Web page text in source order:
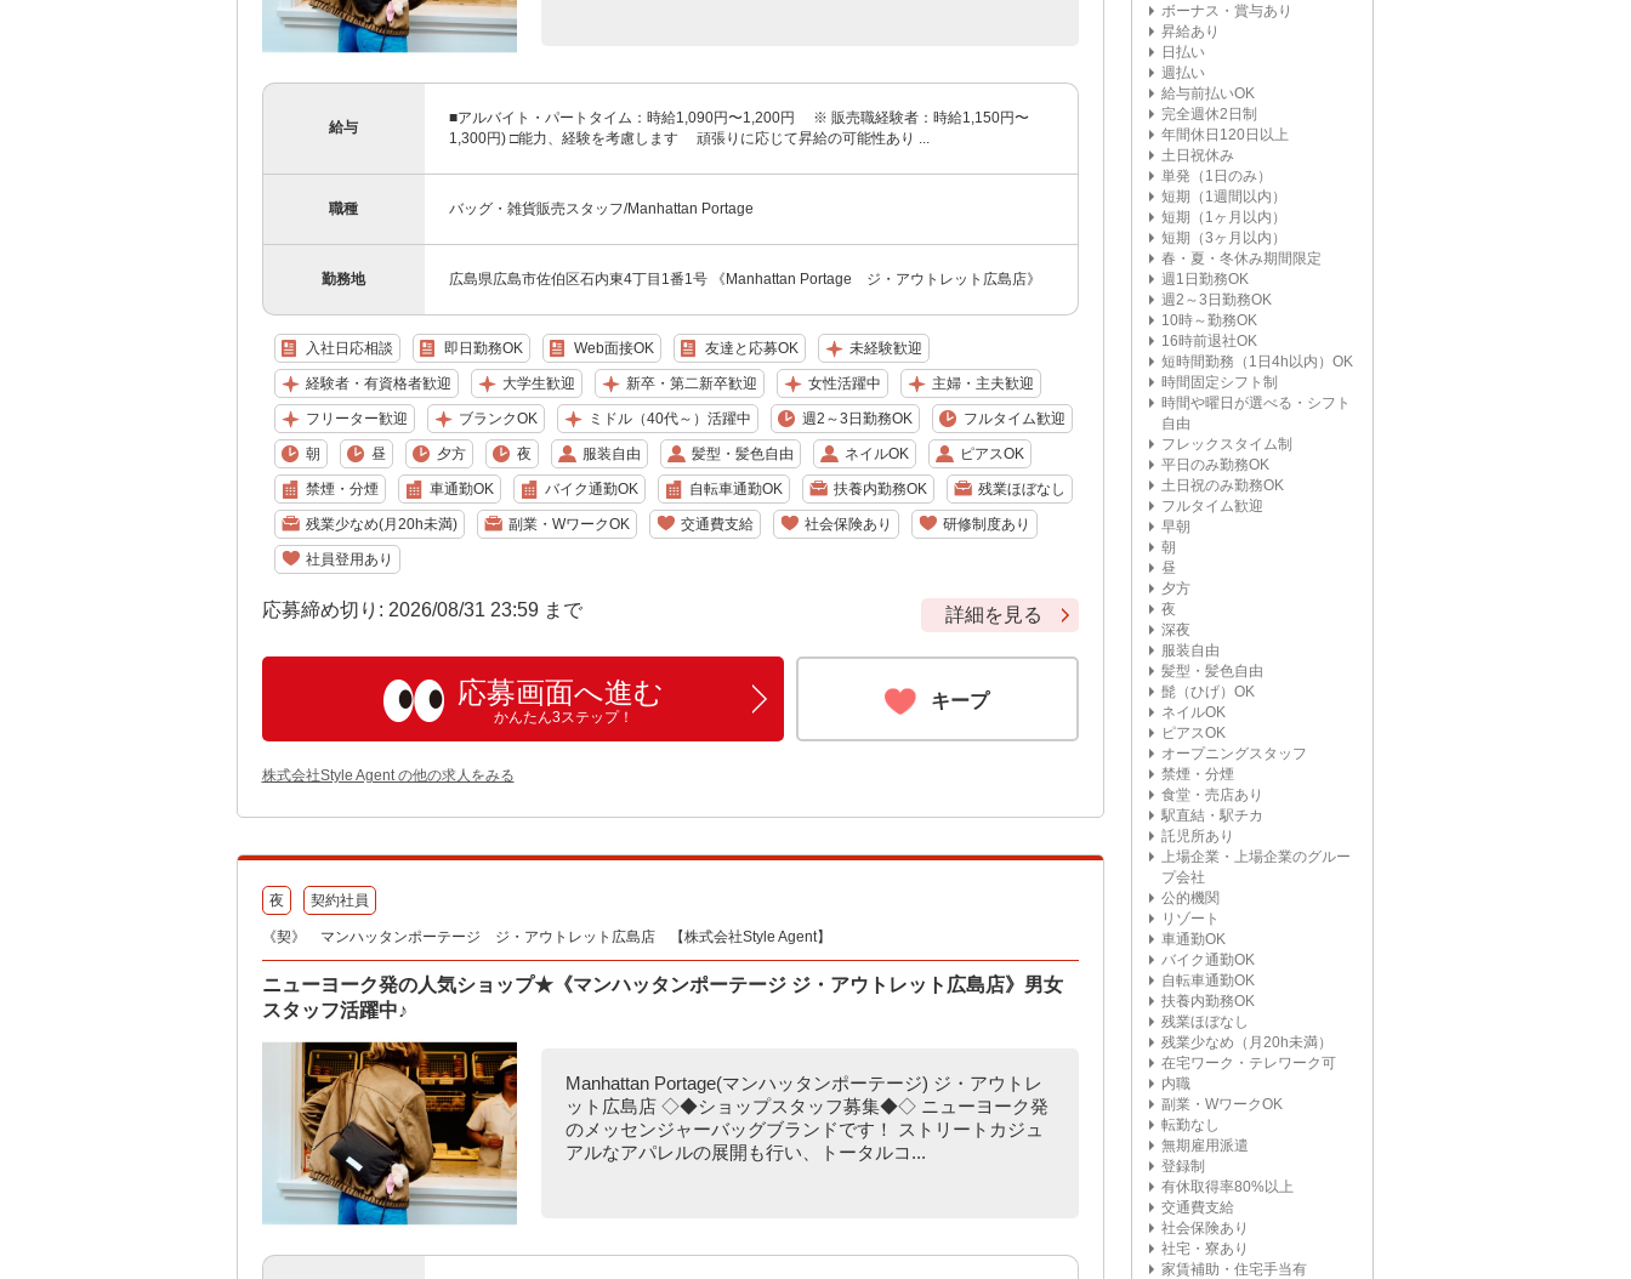
給与
■アルバイト・パートタイム：時給1,090円〜1,200円 ※ 販売職経験者：時給1,150円〜
1,300円) □能力、経験を考慮します 頑張りに応じて昇給の可能性あり ...
職種 バッグ・雑貨販売スタッフ/Manhattan Portage
勤務地 広島県広島市佐伯区石内東4丁目1番1号 《Manhattan Portage ジ・アウトレット広島店》
入社日応相談 即日勤務OK Web面接OK 友達と応募OK 未経験歓迎
経験者・有資格者歓迎 大学生歓迎 新卒・第二新卒歓迎 女性活躍中 主婦・主夫歓迎
フリーター歓迎 ブランクOK ミドル（40代～）活躍中 週2～3日勤務OK フルタイム歓迎
朝 昼 夕方 夜 服装自由 髪型・髪色自由 ネイルOK ピアスOK
禁煙・分煙 車通勤OK バイク通勤OK 自転車通勤OK 扶養内勤務OK 残業ほぼなし
残業少なめ(月20h未満) 副業・WワークOK 交通費支給 社会保険あり 研修制度あり
社員登用あり
応募締め切り: 2026/08/31 23:59 まで 詳細を見る
応募画面へ進む
かんたん3ステップ！
キープ
株式会社Style Agent の他の求人をみる
夜 契約社員
《契》 マンハッタンポーテージ ジ・アウトレット広島店 【株式会社Style Agent】
ニューヨーク発の人気ショップ★《マンハッタンポーテージ ジ・アウトレット広島店》男女
スタッフ活躍中♪
Manhattan Portage(マンハッタンポーテージ) ジ・アウトレ
ット広島店 ◇◆ショップスタッフ募集◆◇ ニューヨーク発
のメッセンジャーバッグブランドです！ ストリートカジュ
アルなアパレルの展開も行い、トータルコ...
ボーナス・賞与あり
昇給あり
日払い
週払い
給与前払いOK
完全週休2日制
年間休日120日以上
土日祝休み
単発（1日のみ）
短期（1週間以内）
短期（1ヶ月以内）
短期（3ヶ月以内）
春・夏・冬休み期間限定
週1日勤務OK
週2～3日勤務OK
10時～勤務OK
16時前退社OK
短時間勤務（1日4h以内）OK
時間固定シフト制
時間や曜日が選べる・シフト
自由
フレックスタイム制
平日のみ勤務OK
土日祝のみ勤務OK
フルタイム歓迎
早朝
朝
昼
夕方
夜
深夜
服装自由
髪型・髪色自由
髭（ひげ）OK
ネイルOK
ピアスOK
オープニングスタッフ
禁煙・分煙
食堂・売店あり
駅直結・駅チカ
託児所あり
上場企業・上場企業のグルー
プ会社
公的機関
リゾート
車通勤OK
バイク通勤OK
自転車通勤OK
扶養内勤務OK
残業ほぼなし
残業少なめ（月20h未満）
在宅ワーク・テレワーク可
内職
副業・WワークOK
転勤なし
無期雇用派遣
登録制
有休取得率80%以上
交通費支給
社会保険あり
社宅・寮あり
家賃補助・住宅手当有